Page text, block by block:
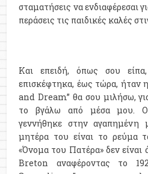
σταματήσεις να ενδιαφέρεσαι
περάσεις τις παιδικές καλές
Και επειδή, όπως σου
επισκέφτηκα, έως τώρα, ήταν
and Dream” θα σου μιλήσω,
το βγάλω από μέσα μου. Ο
γεννήθηκε στην
μητέρα του είναι το ρεύμα
«Όνομα του Πατέρα» δεν
Breton αναφέροντας το